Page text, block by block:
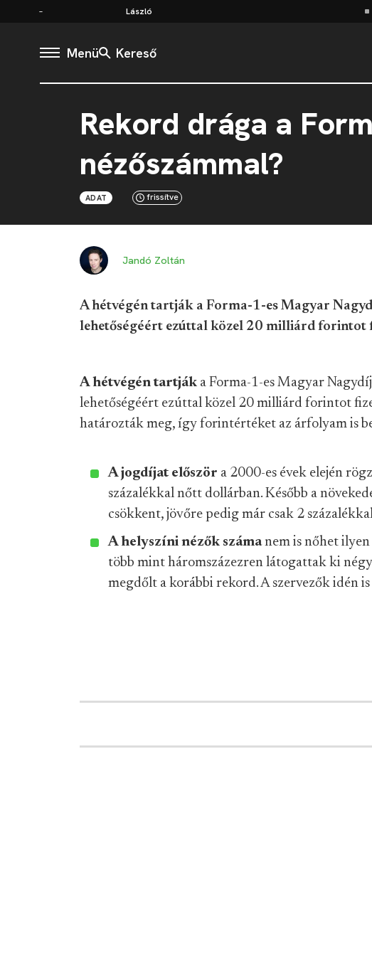
László
Menü Kereső
Rekord drága a
nézőszámmal?
ADAT frissítve
Jandó Zoltán
A hétvégén tartják a Forma-1-es Magyar
lehetőségéért ezúttal közel 20 milliárd forintot
A hétvégén tartják a Forma-1-es Magyar
lehetőségéért ezúttal közel 20 milliárd forintot
határozták meg, így forintértéket az árfolyam is
A jogdíjat először a 2000-es évek elején
százalékkal nőtt dollárban. Később a
csökkent, jövőre pedig már csak 2
A helyszíni nézők számanem is nőhet
több mint háromszázezren látogattak ki
megdőlt a korábbi rekord. A szervezők idén